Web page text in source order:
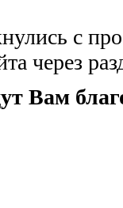
с
через
Вам